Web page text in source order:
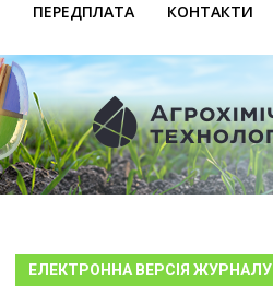
ПЕРЕДПЛАТА КОНТАКТИ
ЕЛЕКТРОННА ВЕРСІЯ ЖУРНАЛУ